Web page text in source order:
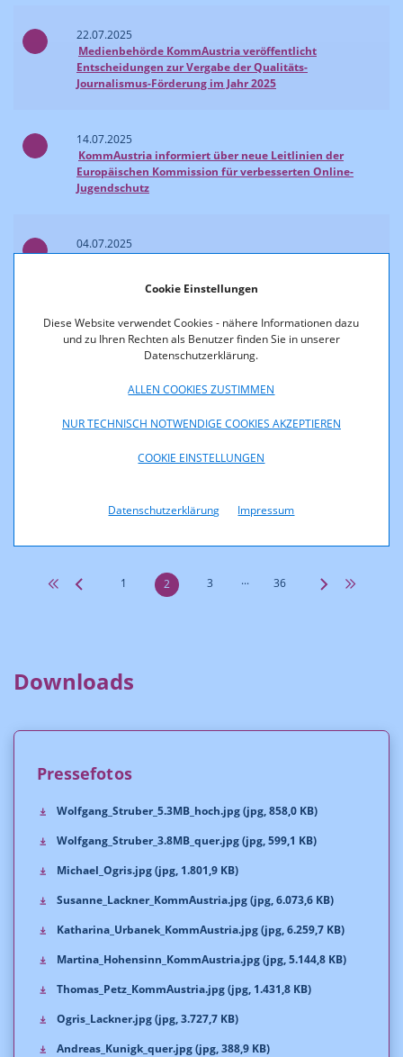
Cookie Einstellungen
Diese Website verwendet Cookies - nähere Informationen dazu
und zu Ihren Rechten als Benutzer finden Sie in unserer
Datenschutzerklärung.
ALLEN COOKIES ZUSTIMMEN
NUR TECHNISCH NOTWENDIGE COOKIES AKZEPTIEREN
COOKIE EINSTELLUNGEN
Datenschutzerklärung Impressum
22.07.2025
Medienbehörde KommAustria veröffentlicht
Entscheidungen zur Vergabe der Qualitäts-
Journalismus-Förderung im Jahr 2025
14.07.2025
KommAustria informiert über neue Leitlinien der
Europäischen Kommission für verbesserten Online-
Jugendschutz
04.07.2025
deutlich gestärkt
05.06.2025
Bewegtbildstudie 2025: Über drei Viertel der
FERNSEHFONDS AUSTRIA: 1. Fördertermin 2025 mit
1 2 3 ... 36
Downloads
Pressefotos
Wolfgang_Struber_5.3MB_hoch.jpg (jpg, 858,0 KB)
Wolfgang_Struber_3.8MB_quer.jpg (jpg, 599,1 KB)
Michael_Ogris.jpg (jpg, 1.801,9 KB)
Susanne_Lackner_KommAustria.jpg (jpg, 6.073,6 KB)
Katharina_Urbanek_KommAustria.jpg (jpg, 6.259,7 KB)
Martina_Hohensinn_KommAustria.jpg (jpg, 5.144,8 KB)
Thomas_Petz_KommAustria.jpg (jpg, 1.431,8 KB)
Ogris_Lackner.jpg (jpg, 3.727,7 KB)
Andreas_Kunigk_quer.jpg (jpg, 388,9 KB)